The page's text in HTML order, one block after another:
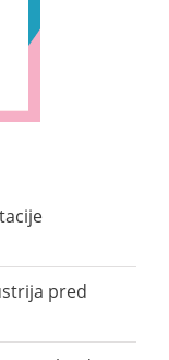
pred